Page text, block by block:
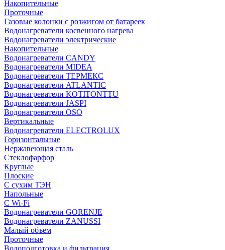
Накопительные
Проточные
Газовые колонки с розжигом от батареек
Водонагреватели косвенного нагрева
Водонагреватели электрические
Накопительные
Водонагреватели CANDY
Водонагреватели MIDEA
Водонагреватели ТЕРМЕКС
Водонагреватели ATLANTIC
Водонагреватели KOTITONTTU
Водонагреватели JASPI
Водонагреватели OSO
Вертикальные
Водонагреватели ELECTROLUX
Горизонтальные
Нержавеющая сталь
Стеклофарфор
Круглые
Плоские
С сухим ТЭН
Напольные
С Wi-Fi
Водонагреватели GORENJE
Водонагреватели ZANUSSI
Малый объем
Проточные
Водоподготовка и фильтрация